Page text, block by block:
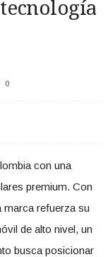
0
con una
premium. Con
marca refuerza su
de alto nivel, un
busca posicionar